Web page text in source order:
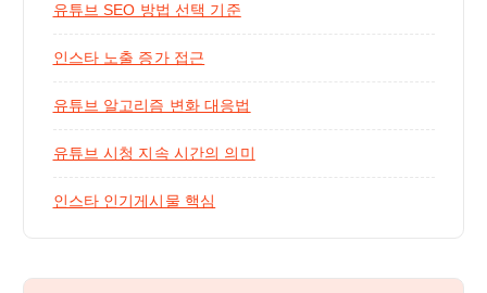
유튜브 SEO 방법 선택 기준
인스타 노출 증가 접근
유튜브 알고리즘 변화 대응법
유튜브 시청 지속 시간의 의미
인스타 인기게시물 핵심